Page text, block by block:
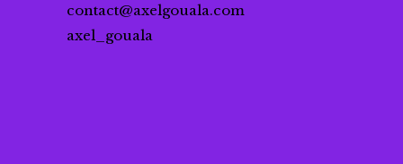
contact@axelgouala.com
axel_gouala